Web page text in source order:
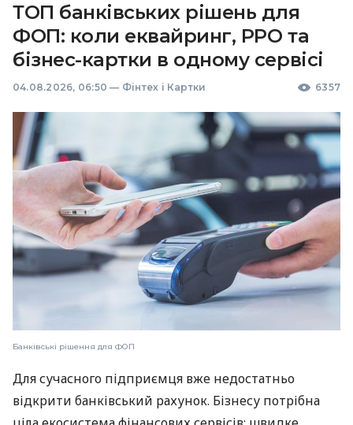
ТОП банківських рішень для
ФОП: коли еквайринг, РРО та
бізнес-картки в одному сервісі
04.08.2026, 06:50 — Фінтех і Картки 6357
Банківські рішення для ФОП
Для сучасного підприємця вже недостатньо
відкрити банківський рахунок. Бізнесу потрібна